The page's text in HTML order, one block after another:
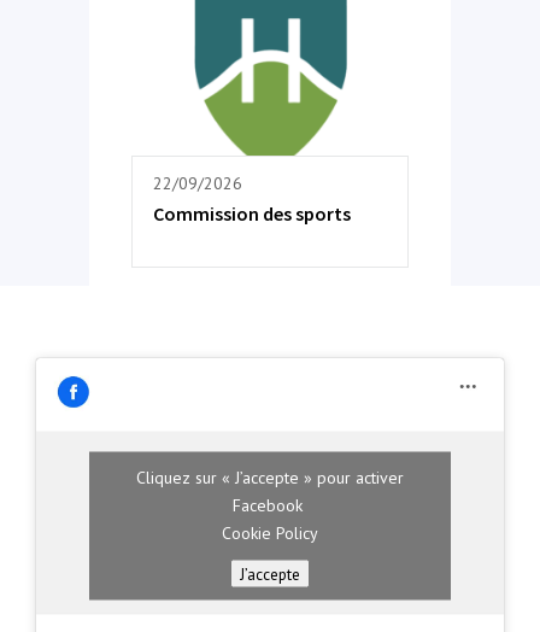
22/09/2026
Commission des sports
Cliquez sur « J’accepte » pour activer
Facebook
Cookie Policy
J’accepte